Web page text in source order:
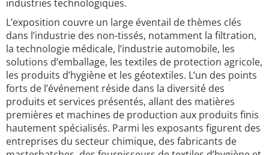
industries technologiques.
L’exposition couvre un large éventail de thèmes clés
dans l’industrie des non-tissés, notamment la filtration,
la technologie médicale, l’industrie automobile, les
solutions d’emballage, les textiles de protection agricole,
les produits d’hygiène et les géotextiles. L’un des points
forts de l’événement réside dans la diversité des
produits et services présentés, allant des matières
premières et machines de production aux produits finis
hautement spécialisés. Parmi les exposants figurent des
entreprises du secteur chimique, des fabricants de